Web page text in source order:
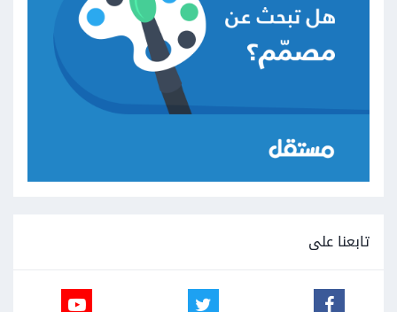
تابعنا على